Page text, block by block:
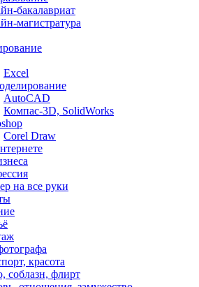
бакалавриат
магистратура
Excel
AutoCAD
Компас-3D, SolidWorks
Corel Draw
на все руки
красота
соблазн, флирт